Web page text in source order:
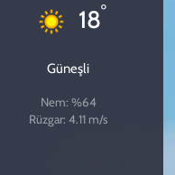
18°
Güneşli
Nem: %64
Rüzgar: 4.11 m/s